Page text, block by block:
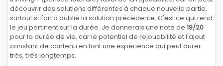
découvrir des solutions différentes à chaque nouvelle partie,
surtout si l'on a oublié la solution précédente. C'est ce qui rend
le jeu pertinent sur la durée. Je donnerais une note de 19/20
pour la durée de vie, car le potentiel de rejouabilité et l'ajout
constant de contenu en font une expérience qui peut durer
très, très longtemps.